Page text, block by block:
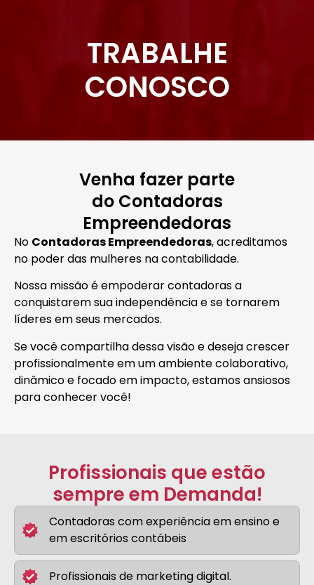
TRABALHE
CONOSCO
Venha fazer parte
do Contadoras
Empreendedoras
No Contadoras Empreendedoras, acreditamos
no poder das mulheres na contabilidade.
Nossa missão é empoderar contadoras a
conquistarem sua independência e se tornarem
líderes em seus mercados.
Se você compartilha dessa visão e deseja crescer
profissionalmente em um ambiente colaborativo,
dinâmico e focado em impacto, estamos ansiosos
para conhecer você!
Profissionais que estão
sempre em Demanda!
Contadoras com experiência em ensino e
em escritórios contábeis
Profissionais de marketing digital.